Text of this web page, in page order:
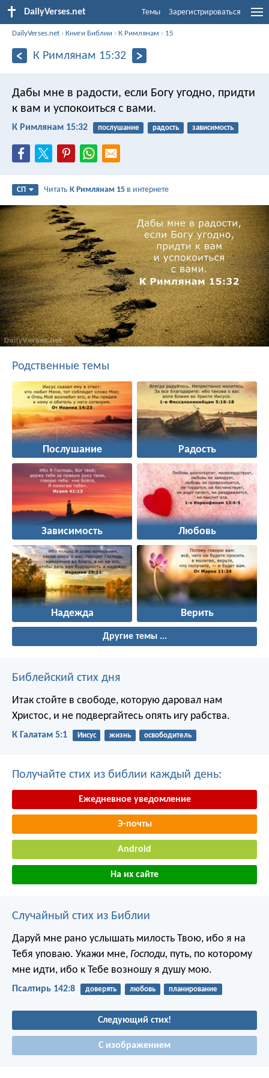
DailyVerses.net Темы Зарегистрироваться
DailyVerses.net ›Книги Библии ›К Римлянам › 15
К Римлянам 15:32
Дабы мне в радости, если Богу угодно, придти
к вам и успокоиться с вами.
К Римлянам 15:32 послушание радость зависимость
СП ЧитатьК Римлянам 15 в интернете
Родственные темы
Послушание Радость
Зависимость Любовь
Надежда Верить
Другие темы ...
Библейский стих дня
Итак стойте в свободе, которую даровал нам
Христос, и не подвергайтесь опять игу рабства.
К Галатам 5:1 Иисус жизнь освободитель
Получайте стих из библии каждый день:
Ежедневное уведомление
Э-почты
Android
На их сайте
Случайный стих из Библии
Даруй мне рано услышать милость Твою, ибо я на
Тебя уповаю. Укажи мне, Господи, путь, по которому
мне идти, ибо к Тебе возношу я душу мою.
Псалтирь 142:8 доверять любовь планирование
Следующий стих!
С изображением